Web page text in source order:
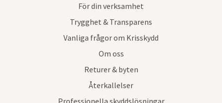
För din verksamhet
Trygghet & Transparens
Vanliga frågor om Krisskydd
Om oss
Returer & byten
Återkallelser
Professionella skyddslösningar